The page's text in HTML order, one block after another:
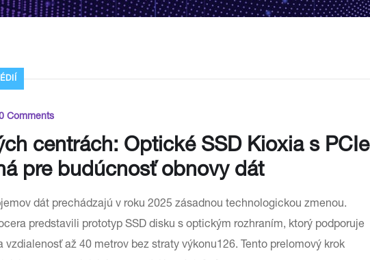
Comments
centrách: Optické SSD Kioxia s PCIe
pre budúcnosť obnovy dát
dát prechádzajú v roku 2025 zásadnou technologickou zmenou.
predstavili prototyp SSD disku s optickým rozhraním, ktorý podporuje
vzdialenosť až 40 metrov bez straty výkonu126. Tento prelomový krok